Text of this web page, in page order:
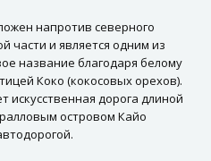
напротив северного
части и является одним из
название благодаря белому
Коко (кокосовых орехов).
искусственная дорога длиной
островом Кайо